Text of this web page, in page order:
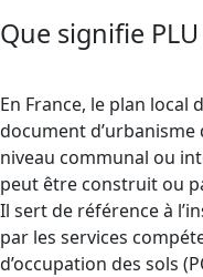
Que signifie PLU
En France, le plan local
document d’urbanisme
niveau communal ou
peut être construit ou
Il sert de référence à
par les services
d’occupation des sols